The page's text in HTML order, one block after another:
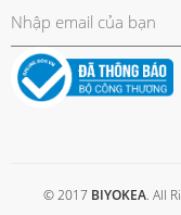
© 2017 BIYOKEA. All